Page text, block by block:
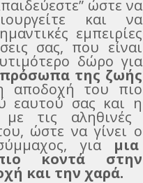
ώστε να
και να
εμπειρίες
σας, που είναι
δώρο για
της ζωής
αποδοχή του πιο
εαυτού σας και η
με τις αληθινές
ώστε να γίνει ο
για μια
κοντά στην
και την χαρά.